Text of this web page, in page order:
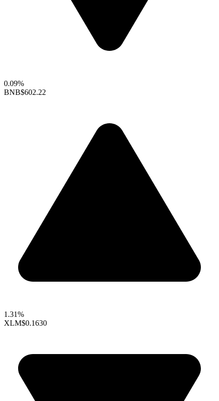
0.09%
BNB$602.22
1.31%
XLM$0.1630